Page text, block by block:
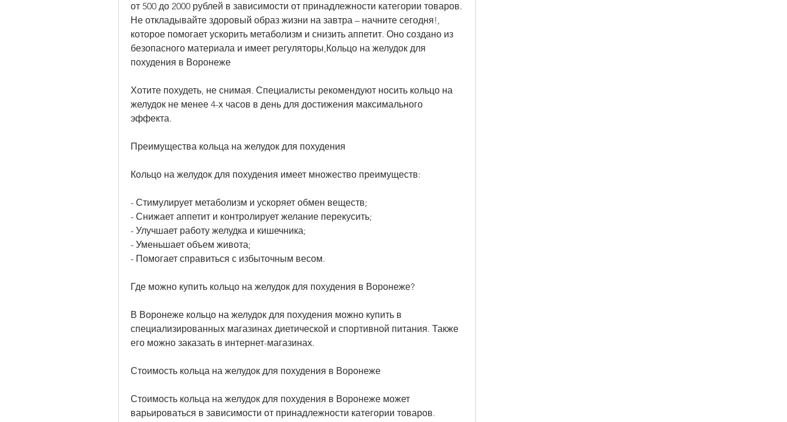
от 500 до 2000 рублей в зависимости от принадлежности категории товаров.
Не откладывайте здоровый образ жизни на завтра – начните сегодня!,
которое помогает ускорить метаболизм и снизить аппетит. Оно создано из
безопасного материала и имеет регуляторы,Кольцо на желудок для
похудения в Воронеже
Хотите похудеть, не снимая. Специалисты рекомендуют носить кольцо на
желудок не менее 4-х часов в день для достижения максимального
эффекта.
Преимущества кольца на желудок для похудения
Кольцо на желудок для похудения имеет множество преимуществ:
- Стимулирует метаболизм и ускоряет обмен веществ;
- Снижает аппетит и контролирует желание перекусить;
- Улучшает работу желудка и кишечника;
- Уменьшает объем живота;
- Помогает справиться с избыточным весом.
Где можно купить кольцо на желудок для похудения в Воронеже?
В Воронеже кольцо на желудок для похудения можно купить в
специализированных магазинах диетической и спортивной питания. Также
его можно заказать в интернет-магазинах.
Стоимость кольца на желудок для похудения в Воронеже
Стоимость кольца на желудок для похудения в Воронеже может
варьироваться в зависимости от принадлежности категории товаров.